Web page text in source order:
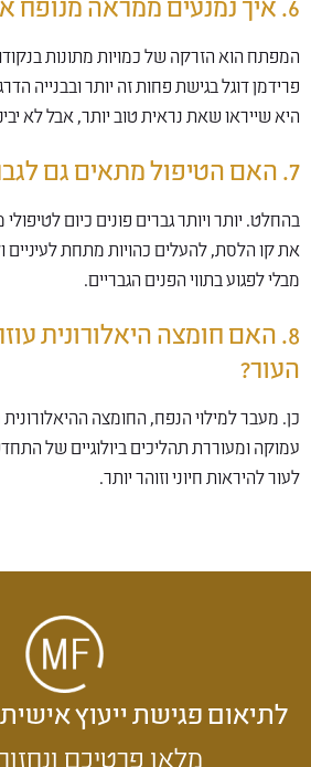
6. איך נמנעים ממראה מנופח או מלאכותי?
המפתח הוא הזרקה של כמויות מתונות
פרידמן דוגל בגישת פחות זה יותר ובבנייה
היא שייראו שאת נראית טוב יותר, אבל לא
7. האם הטיפול מתאים גם לגברים?
בהחלט. יותר ויותר גברים פונים כיום
את קו הלסת, להעלים כהויות מתחת לעיניים
מבלי לפגוע בתווי הפנים הגבריים.
8. האם חומצה היאלורונית
העור?
כן. מעבר למילוי הנפח, החומצה
עמוקה ומעוררת תהליכים ביולוגיים של
לעור להיראות חיוני וזוהר יותר.
לתיאום פגישת ייעוץ
מלאו פרטיכם